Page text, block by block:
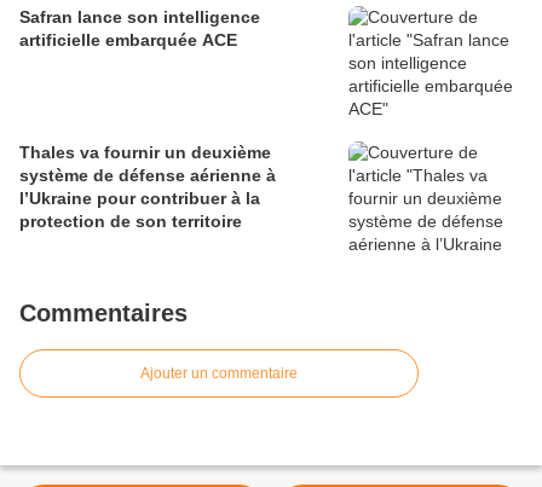
Safran lance son intelligence
artificielle embarquée ACE
Thales va fournir un deuxième
système de défense aérienne à
l’Ukraine pour contribuer à la
protection de son territoire
Commentaires
Ajouter un commentaire